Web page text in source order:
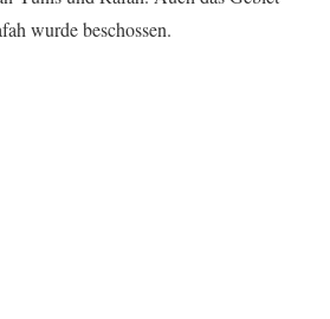
wurde beschossen.